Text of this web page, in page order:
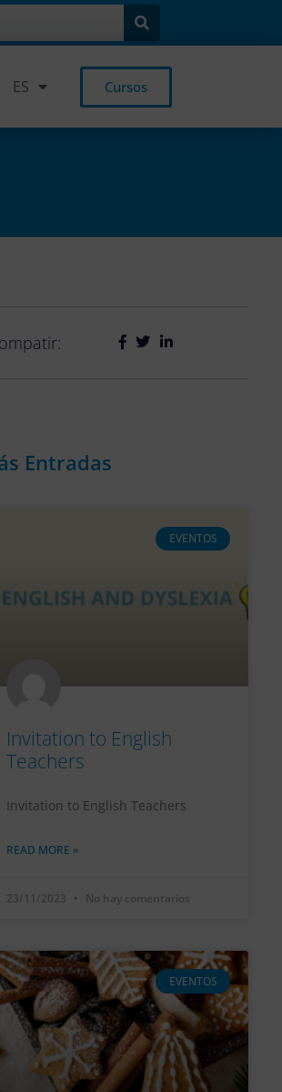
ES Cursos
Entradas
EVENTOS
Invitation to English
Teachers
Invitation to English Teachers
READ MORE »
23/11/2023 No hay comentarios
EVENTOS